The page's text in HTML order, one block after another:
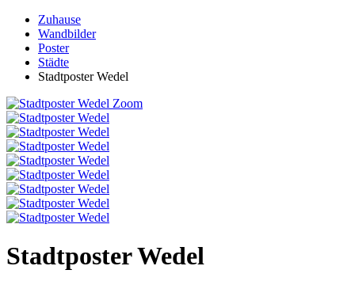
Zuhause
Wandbilder
Poster
Städte
Stadtposter Wedel
Zoom
Stadtposter Wedel